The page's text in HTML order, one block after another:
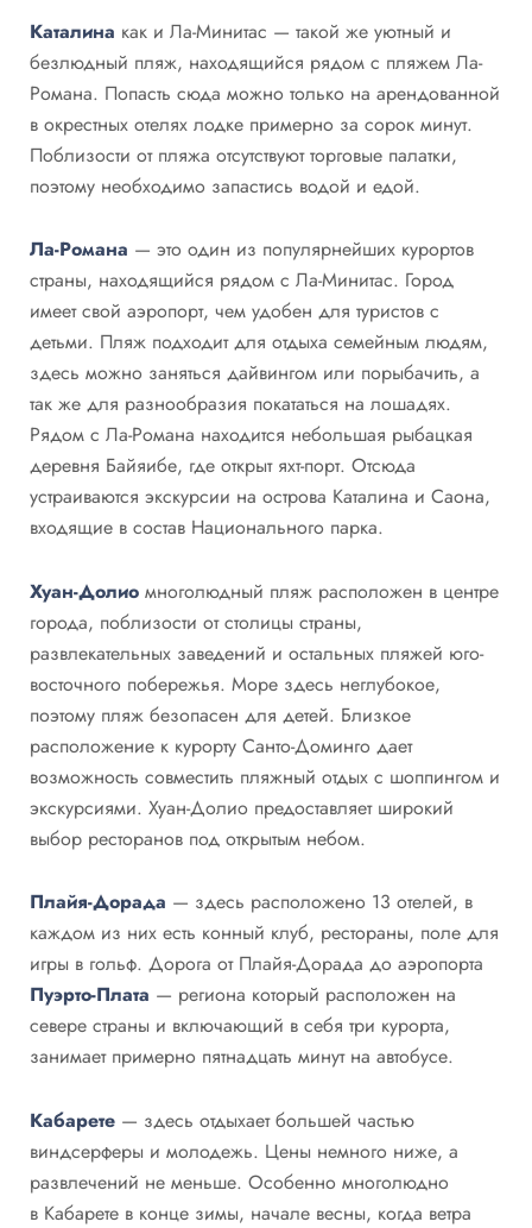
Каталина как и Ла-Минитас — такой же уютный и
безлюдный пляж, находящийся рядом с пляжем Ла-
Романа. Попасть сюда можно только на арендованной
в окрестных отелях лодке примерно за сорок минут.
Поблизости от пляжа отсутствуют торговые палатки,
поэтому необходимо запастись водой и едой.
Ла-Романа — это один из популярнейших курортов
страны, находящийся рядом с Ла-Минитас. Город
имеет свой аэропорт, чем удобен для туристов с
детьми. Пляж подходит для отдыха семейным людям,
здесь можно заняться дайвингом или порыбачить, а
так же для разнообразия покататься на лошадях.
Рядом с Ла-Романа находится небольшая рыбацкая
деревня Байяибе, где открыт яхт-порт. Отсюда
устраиваются экскурсии на острова Каталина и Саона,
входящие в состав Национального парка.
Хуан-Долио многолюдный пляж расположен в центре
города, поблизости от столицы страны,
развлекательных заведений и остальных пляжей юго-
восточного побережья. Море здесь неглубокое,
поэтому пляж безопасен для детей. Близкое
расположение к курорту Санто-Доминго дает
возможность совместить пляжный отдых с шоппингом и
экскурсиями. Хуан-Долио предоставляет широкий
выбор ресторанов под открытым небом.
Плайя-Дорада — здесь расположено 13 отелей, в
каждом из них есть конный клуб, рестораны, поле для
игры в гольф. Дорога от Плайя-Дорада до аэропорта
Пуэрто-Плата — региона который расположен на
севере страны и включающий в себя три курорта,
занимает примерно пятнадцать минут на автобусе.
Кабарете — здесь отдыхает большей частью
виндсерферы и молодежь. Цены немного ниже, а
развлечений не меньше. Особенно многолюдно
в Кабарете в конце зимы, начале весны, когда ветра